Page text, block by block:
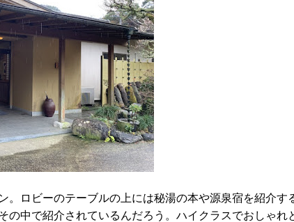
。ロビーのテーブルの上には秘湯の本や源泉宿を紹介す
の中で紹介されているんだろう。ハイクラスでおしゃれ